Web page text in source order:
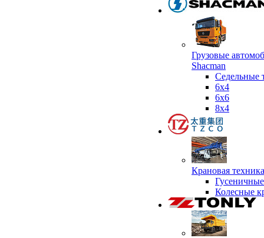
Грузовые
Shacman
Седельные
6х4
6x6
8x4
Крановая
Колесные